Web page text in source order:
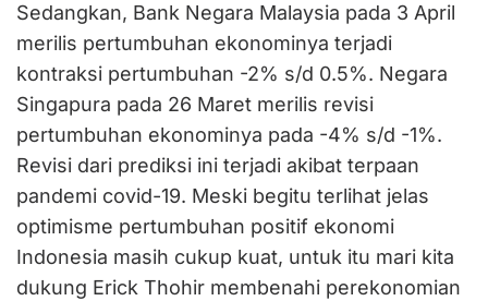
Sedangkan, Bank Negara Malaysia pada 3 April
merilis pertumbuhan ekonominya terjadi
kontraksi pertumbuhan -2% s/d 0.5%. Negara
Singapura pada 26 Maret merilis revisi
pertumbuhan ekonominya pada -4% s/d -1%.
Revisi dari prediksi ini terjadi akibat terpaan
pandemi covid-19. Meski begitu terlihat jelas
optimisme pertumbuhan positif ekonomi
Indonesia masih cukup kuat, untuk itu mari kita
dukung Erick Thohir membenahi perekonomian